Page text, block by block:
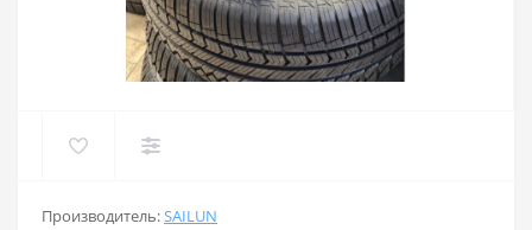
Производитель:SAILUN